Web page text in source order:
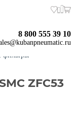
8 800 555 39 10
фильтры
ZFC53